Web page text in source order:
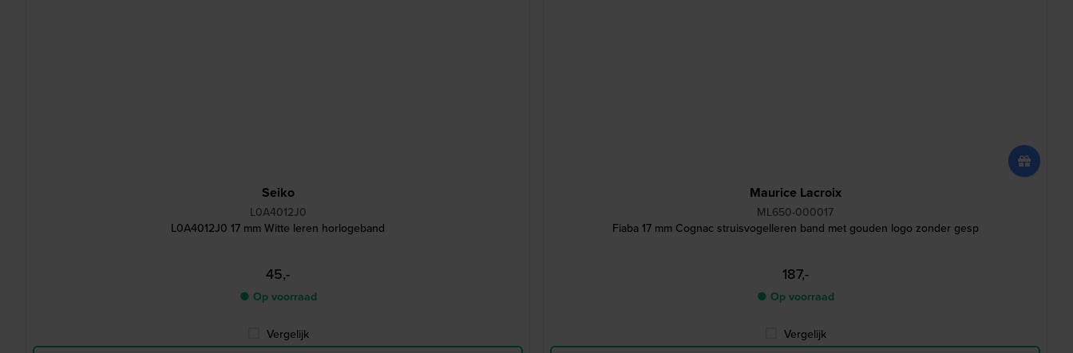
Seiko
L0A4012J0
L0A4012J0 17 mm Witte leren horlogeband
45,-
● Op voorraad
Vergelijk
Maurice Lacroix
ML650-000017
Fiaba 17 mm Cognac struisvogelleren band met gouden logo zonder gesp
187,-
● Op voorraad
Vergelijk